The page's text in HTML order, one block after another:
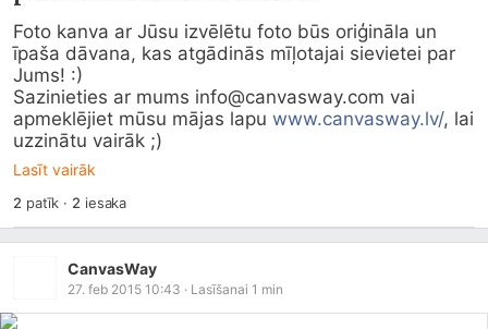
Foto kanva ar Jūsu izvēlētu foto būs oriģināla un
īpaša dāvana, kas atgādinās mīļotajai sievietei par
Jums! :)
Sazinieties ar mums info@canvasway.com vai
apmeklējiet mūsu mājas lapu www.canvasway.lv/, lai
uzzinātu vairāk ;)
Lasīt vairāk
2 patīk · 2 iesaka
CanvasWay
27. feb 2015 10:43 · Lasīšanai 1 min